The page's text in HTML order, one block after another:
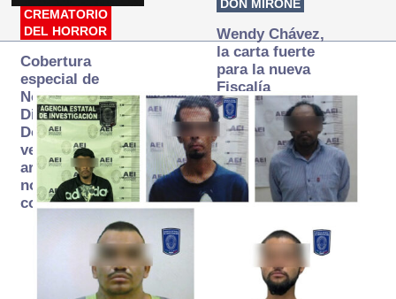
hacemos periodismo
CREMATORIO
DEL HORROR
Cobertura
especial de
Norte
Digital:
Donde la
verdad
arde… pero
no se
consume
DON MIRONE
Wendy Chávez,
la carta fuerte
para la nueva
Fiscalía
autónoma